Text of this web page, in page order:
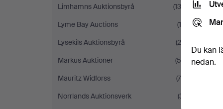
Limhamns Auktionsbyrå
(139)
Lyme Bay Auctions
(10)
Lysekils Auktionsbyrå
(24)
Markus Auktioner
(55)
Mauritz Widforss
(70)
Norrlands Auktionsverk
(31)
Du kan
nedan.